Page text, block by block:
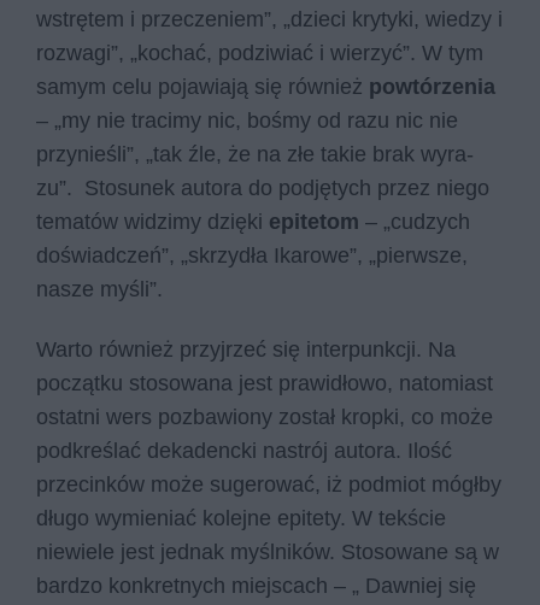
wstrę­tem i prze­cze­niem”, „dzie­ci kry­ty­ki, wie­dzy i
roz­wa­gi”, „ko­chać, po­dzi­wiać i wie­rzyć”. W tym
samym celu pojawiają się również powtórzenia
– „my nie tra­ci­my nic, bo­śmy od razu nic nie
przy­nie­śli”, „tak źle, że na złe ta­kie brak wy­ra­
zu”. Stosunek autora do podjętych przez niego
tematów widzimy dzięki epitetom – „cu­dzych
do­świad­czeń”, „skrzy­dła Ika­ro­we”, „pierw­sze,
na­sze my­śli”.
Warto również przyjrzeć się interpunkcji. Na
początku stosowana jest prawidłowo, natomiast
ostatni wers pozbawiony został kropki, co może
podkreślać dekadencki nastrój autora. Ilość
przecinków może sugerować, iż podmiot mógłby
długo wymieniać kolejne epitety. W tekście
niewiele jest jednak myślników. Stosowane są w
bardzo konkretnych miejscach – „ Daw­niej się